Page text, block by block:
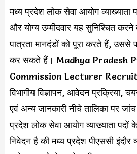
मध्य प्रदेश लोक सेवा आयोग व्याख्याता
और योग्य उम्मीदवार यह सुनिश्चित
पात्रता मानदंडों को पूरा करते हैं,
कर सकते हैं। Madhya Pradesh
Commission Lecturer
विभागीय विज्ञापन, आवेदन प्रक्रिया,
एवं अन्य जानकारी नीचे तालिका पर
प्रदेश लोक सेवा आयोग व्याख्याता पदों
निवेदन है की मध्य प्रदेश पीएससी इंदौर